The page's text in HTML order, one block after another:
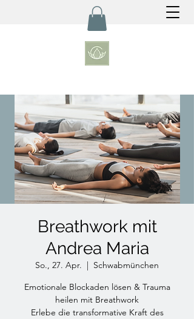
Breathwork mit
Andrea Maria
So., 27. Apr.
  |
Schwabmünchen
Emotionale Blockaden lösen & Trauma
heilen mit Breathwork
Erlebe die transformative Kraft des